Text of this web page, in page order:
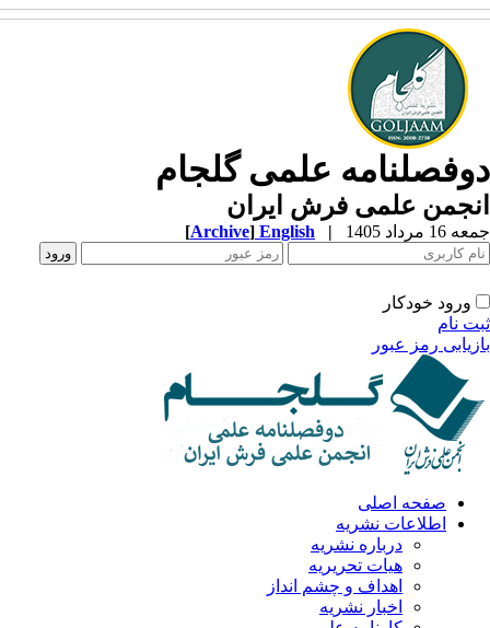
علمی گلجام
علمی فرش ایران
مرداد 1405 |
English
[Archive]
ورود خودکار
نام
رمز عبور
صفحه اصلی
اطلاعات نشریه
درباره نشریه
هیات تحریریه
اهداف و چشم انداز
اخبار نشریه